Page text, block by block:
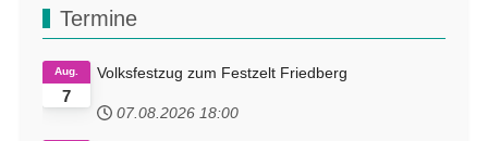
Termine
7
Aug. Volksfestzug zum Festzelt Friedberg
07.08.2026 18:00